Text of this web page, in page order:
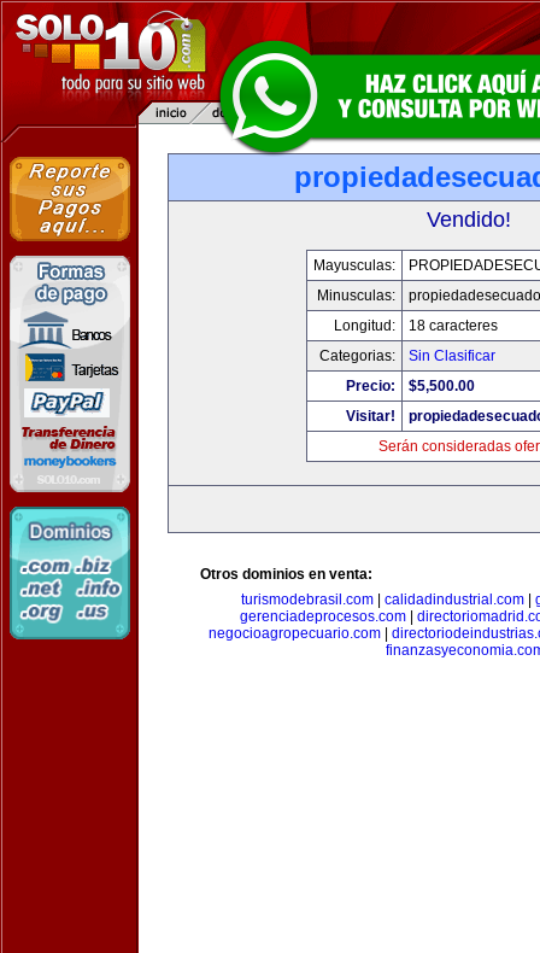
Vendido!
Mayusculas:
Minusculas:
Longitud:
18 caracteres
Categorias:
Sin Clasificar
Precio:
$5,500.00
Visitar!
Serán consideradas
Otros dominios en venta:
turismodebrasil.com
calidadindustrial.com
gerenciadeprocesos.com
negocioagropecuario.com